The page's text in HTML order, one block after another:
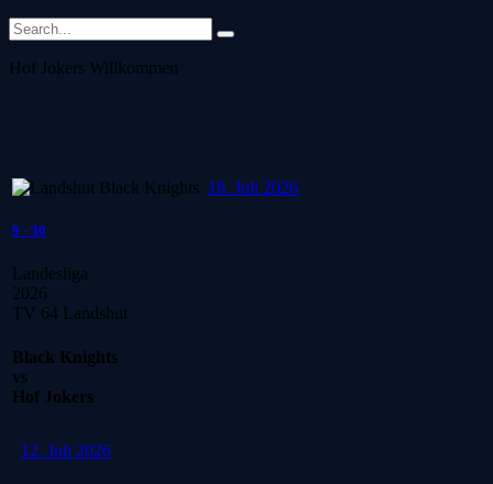
Hof Jokers Willkommen
18. Juli 2026
9 - 30
Landesliga
2026
TV 64 Landshut
Black Knights
vs
Hof Jokers
12. Juli 2026